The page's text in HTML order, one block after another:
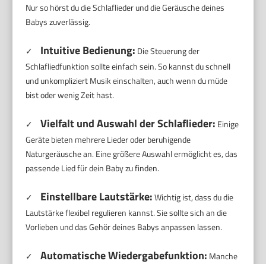
Nur so hörst du die Schlaflieder und die Geräusche deines
Babys zuverlässig.
✓ Intuitive Bedienung: Die Steuerung der
Schlafliedfunktion sollte einfach sein. So kannst du schnell
und unkompliziert Musik einschalten, auch wenn du müde
bist oder wenig Zeit hast.
✓ Vielfalt und Auswahl der Schlaflieder: Einige
Geräte bieten mehrere Lieder oder beruhigende
Naturgeräusche an. Eine größere Auswahl ermöglicht es, das
passende Lied für dein Baby zu finden.
✓ Einstellbare Lautstärke:Wichtig ist, dass du die
Lautstärke flexibel regulieren kannst. Sie sollte sich an die
Vorlieben und das Gehör deines Babys anpassen lassen.
✓ Automatische Wiedergabefunktion: Manche